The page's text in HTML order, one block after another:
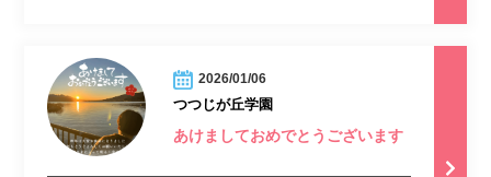
2026/01/06
つつじが丘学園
あけましておめでとうございます